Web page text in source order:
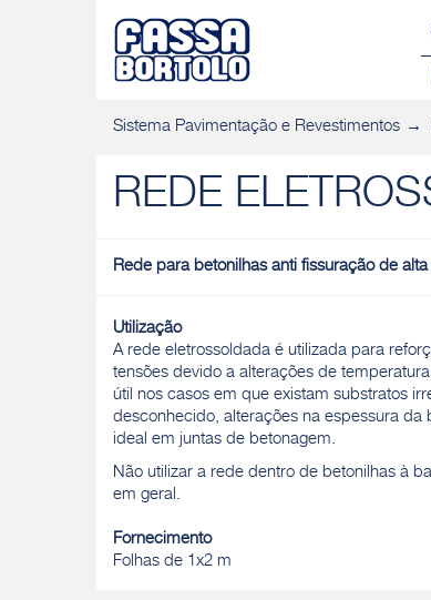
Sistema Pavimentação e Revestimentos
REDE
Rede para betonilhas anti fissuração de
Utilização
A rede eletrossoldada é utilizada para
tensões devido a alterações de
útil nos casos em que existam substratos
desconhecido, alterações na espessura da
ideal em juntas de betonagem.
Não utilizar a rede dentro de betonilhas à
em geral.
Fornecimento
Folhas de 1x2 m